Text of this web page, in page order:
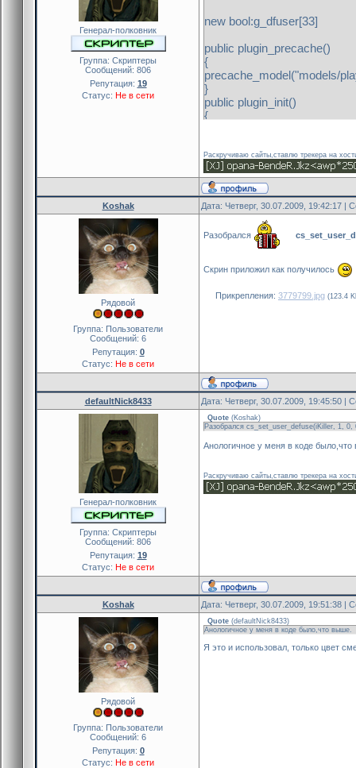
Генерал-полковник
Группа: Скриптеры
Сообщений: 806
Репутация: 19
Статус: Не в сети
new bool:g_dfuser[33]
public plugin_precache()
{
precache_model("models/
}
public plugin_init()
{
}
public onDeath()
{
new name[32]
new iVictim=read_data(2)
new iKiller=read_data(1)
g_dfuser[iKiller]=true
new
if(team==CS_TEAM_CT)
{
cs_set_user_defuse
{
set_hudmessage(0,255,0,-
g_dfuser[iVictim]=false
}
}
Раскручиваю сайты,ставлю трекера на
Koshak Дата: Четверг, 30.07.2009, 19:42:17 |
Рядовой
Группа: Пользователи
Сообщений: 6
Репутация: 0
Статус: Не в сети
Разобрался
Скрин приложил как получилось
Прикрепления: 3779799.jpg (123.4
defaultNick8433 Дата: Четверг, 30.07.2009, 19:45:50 |
Генерал-полковник
Группа: Скриптеры
Сообщений: 806
Репутация: 19
Статус: Не в сети
Quote (Koshak)
Разобрался cs_set_user_defuse(iKiller, 1,
Анологичное у меня в коде
Раскручиваю сайты,ставлю трекера на
Koshak Дата: Четверг, 30.07.2009, 19:51:38 |
Рядовой
Группа: Пользователи
Сообщений: 6
Репутация: 0
Статус: Не в сети
Quote (defaultNick8433)
Анологичное у меня в коде было,что выше.
Я это и использовал, только цвет